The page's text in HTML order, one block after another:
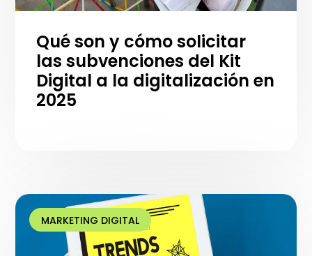
Qué son y cómo solicitar
las subvenciones del Kit
Digital a la digitalización en
2025
MARKETING DIGITAL